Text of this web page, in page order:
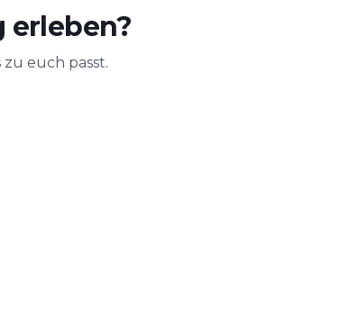
erleben?
euch passt.